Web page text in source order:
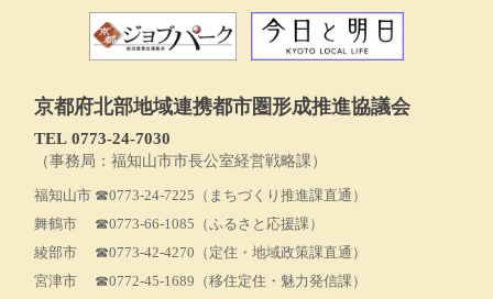
京都府北部地域連携都市圏形成推進協議会
TEL 0773‐24-7030
（事務局：福知山市市長公室経営戦略課）
福知山市 ☎0773-24-7225 （まちづくり推進課直通）
舞鶴市 ☎0773-66-1085 （ふるさと応援課）
綾部市 ☎0773-42-4270 （定住・地域政策課直通）
宮津市 ☎0772-45-1689 （移住定住・魅力発信課）